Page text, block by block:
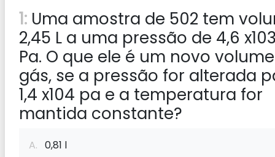
1: Uma amostra de 502 tem
2,45 L a uma pressão de 4,6
Pa. O que ele é um novo
gás, se a pressão for alterada
1,4 x104 pa e a temperatura for
mantida constante?
A. 0,81 l